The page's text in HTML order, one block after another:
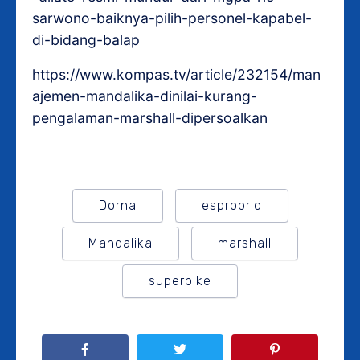
sarwono-baiknya-pilih-personel-kapabel-
di-bidang-balap
https://www.kompas.tv/article/232154/man
ajemen-mandalika-dinilai-kurang-
pengalaman-marshall-dipersoalkan
Dorna esproprio
Mandalika marshall
superbike